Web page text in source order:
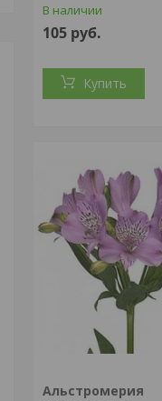
В наличии
105 руб.
Купить
Альстромерия